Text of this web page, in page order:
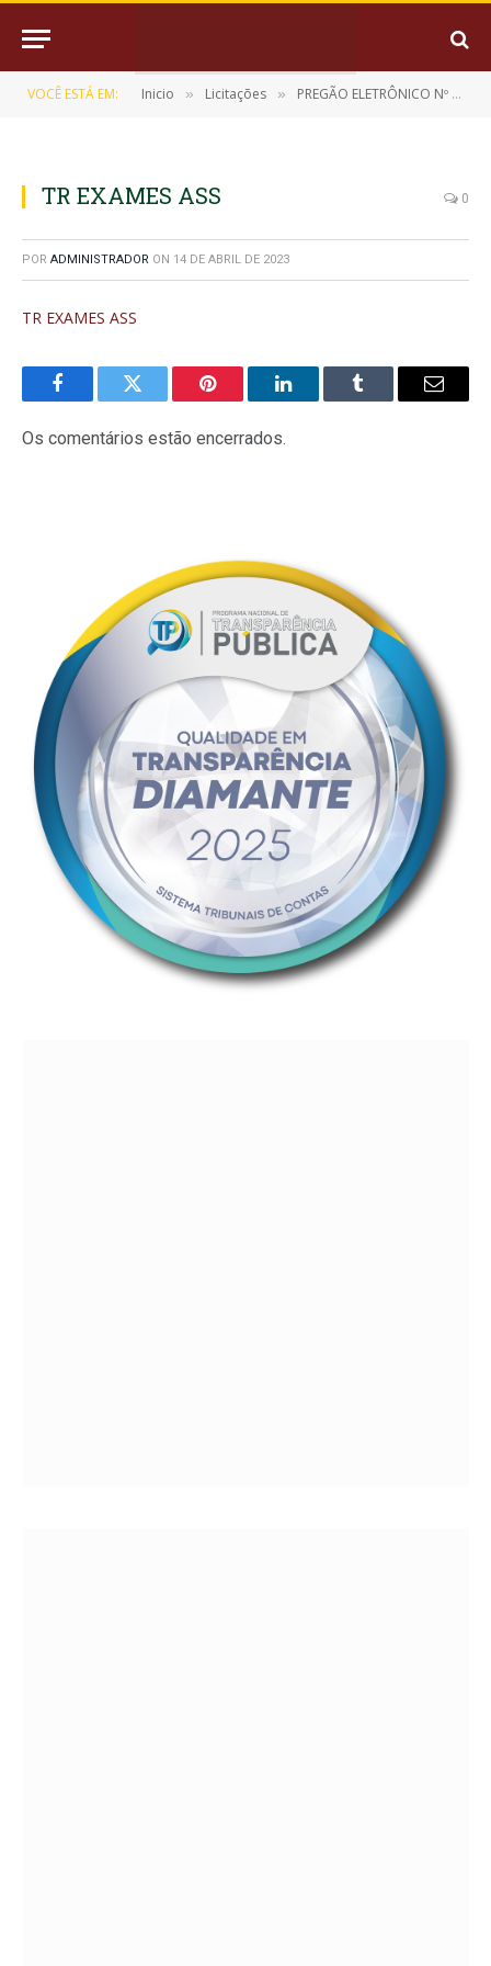
VOCÊ ESTÁ EM: Inicio » Licitações » PREGÃO ELETRÔNICO Nº 08/2023 (CONTRATAÇÃO DE EMPRESA ESPECIALIZADA PARA PRESTAÇÃO DE SERVIÇOS EM GESTÃO LABORATORIAL COMPREENDIDA EM FORNECIMENTO DE REAGENTES E INSUMOS LABORATORIAIS)
TR EXAMES ASS 0
POR ADMINISTRADOR ON 14 DE ABRIL DE 2023
TR EXAMES ASS
FacebookTwitter Pinterest LinkedInTumblr
E-
Os comentários estão encerrados.